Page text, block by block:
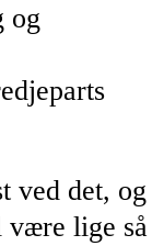
og
ved det, og
være lige så